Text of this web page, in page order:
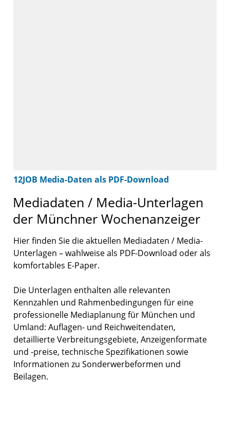
12JOB Media-Daten als PDF-Download
Mediadaten / Media-Unterlagen
der Münchner Wochenanzeiger
Hier finden Sie die aktuellen Mediadaten / Media-
Unterlagen – wahlweise als PDF-Download oder als
komfortables E-Paper.
Die Unterlagen enthalten alle relevanten
Kennzahlen und Rahmenbedingungen für eine
professionelle Mediaplanung für München und
Umland: Auflagen- und Reichweitendaten,
detaillierte Verbreitungsgebiete, Anzeigenformate
und -preise, technische Spezifikationen sowie
Informationen zu Sonderwerbeformen und
Beilagen.